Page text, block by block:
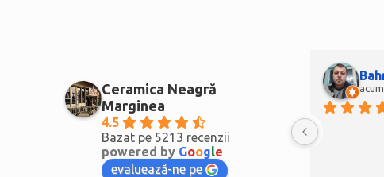
Ceramica Neagră
Marginea
4.5
Bazat pe 5213 recenzii
powered by Google
evaluează-ne pe